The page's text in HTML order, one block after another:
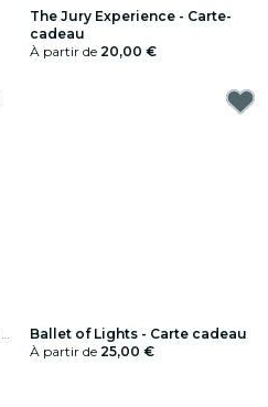
The Jury Experience - Carte-
cadeau
À partir de 20,00 €
Angry Birds Activity Park Puerto Rico Gran Canaria
Ballet of Lights - Carte cadeau
À partir de 25,00 €